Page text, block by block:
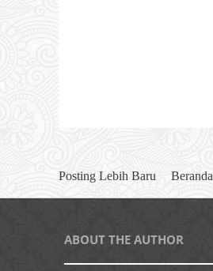
Posting Lebih Baru Beranda
ABOUT THE AUTHOR